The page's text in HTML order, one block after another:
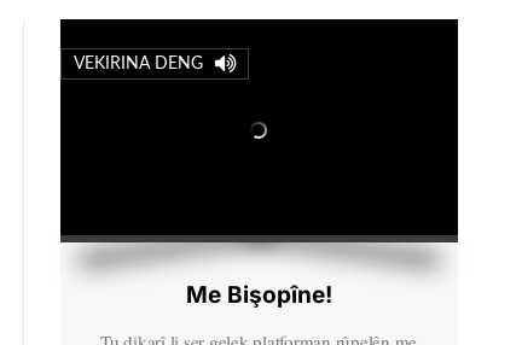
VEKIRINA DENG
Me Bişopîne!